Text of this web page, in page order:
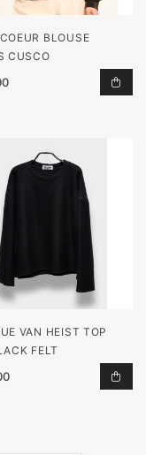
BLANC
BLOUSE
CUSCO
WHITE TOEVOEGEN
VAN HEIST TOP
FELT